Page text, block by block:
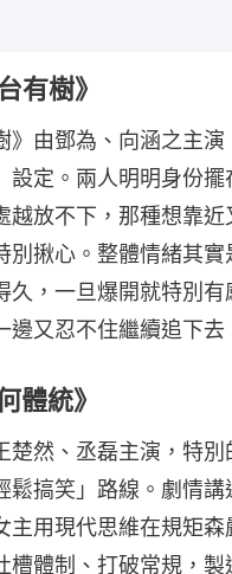
有樹》
》由鄧為、向涵之主演
設定。兩人明明身份
越放不下，那種想靠近
別揪心。整體情緒其實
久，一旦爆開就特別有
邊又忍不住繼續追下去
體統》
楚然、丞磊主演，特
鬆搞笑」路線。劇情講
主用現代思維在規矩森
槽體制、打破常規，